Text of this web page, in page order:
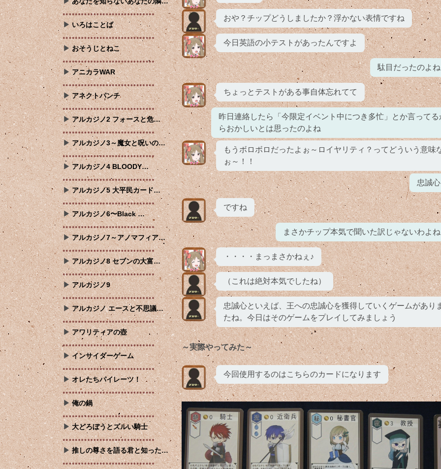
いろはことば
おそうじとねこ
アニカラWAR
アネクトパンチ
アルカジノ2 フォースと危…
アルカジノ3～魔女と呪いの…
アルカジノ4 BLOODY…
アルカジノ5 大平民カード…
アルカジノ6〜Black …
アルカジノ7～アノマフィア…
アルカジノ8 セブンの大富…
アルカジノ9
アルカジノ エースと不思議…
アワリティアの壺
インサイダーゲーム
オレたちパイレーツ！
俺の鍋
大どろぼうとズルい騎士
推しの尊さを語る君と知った…
おや？チップどうしましたか？浮かない表情ですね
今日英語の小テストがあったんですよ
駄目だったのよ
ちょっとテストがある事自体忘れてて
昨日連絡したら「今限定イベント中につき多忙」とか言ってる
らおかしいとは思ったのよね
もうボロボロだったよぉ～ロイヤリティ？ってどういう意味
ぉ～！！
忠誠
ですね
まさかチップ本気で聞いた訳じゃないわよ
・・・・まっまさかねぇ♪
（これは絶対本気でしたね）
忠誠心といえば、王への忠誠心を獲得していくゲームがあり
たね。今日はそのゲームをプレイしてみましょう
～実際やってみた～
今回使用するのはこちらのカードになります